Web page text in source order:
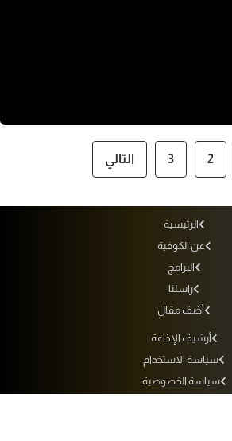
2
3 التالي
الرئيسية
عن الكوفية
البرامج
راسلنا
أضف مقال
أرشيف الإذاعة
سياسة الاستخدام
سياسة الخصوصية